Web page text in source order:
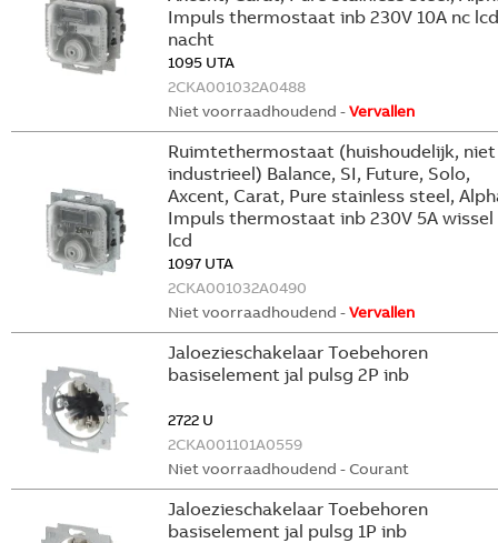
Impuls thermostaat inb 230V 10A nc lcd
nacht
1095 UTA
2CKA001032A0488
Niet voorraadhoudend -Vervallen
Ruimtethermostaat (huishoudelijk, niet
industrieel) Balance, SI, Future, Solo,
Axcent, Carat, Pure stainless steel,
Impuls thermostaat inb 230V 5A wissel
lcd
1097 UTA
2CKA001032A0490
Niet voorraadhoudend -Vervallen
Jaloezieschakelaar Toebehoren
basiselement jal pulsg 2P inb
2722 U
2CKA001101A0559
Niet voorraadhoudend - Courant
Jaloezieschakelaar Toebehoren
basiselement jal pulsg 1P inb